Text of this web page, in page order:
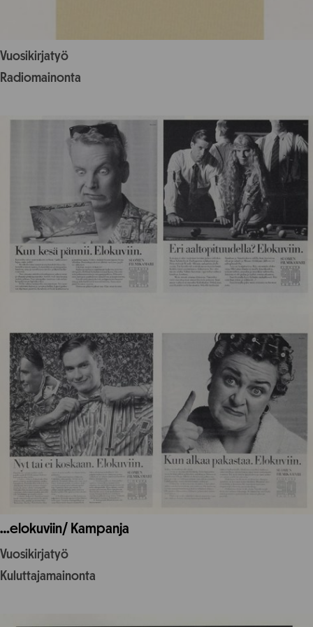
Vuosikirjatyö
Radiomainonta
…elokuviin/ Kampanja
Vuosikirjatyö
Kuluttajamainonta